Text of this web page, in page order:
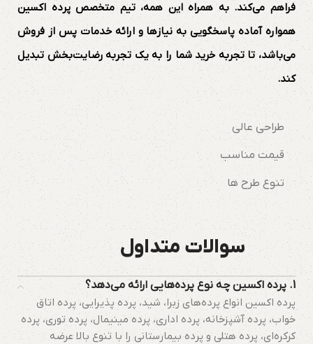
فراهم می‌کند. به همراه این همه، تیم متخصص پرده اکسین
همواره آماده پاسخگویی به نیازها و ارائه خدمات پس از فروش
می‌باشد، تا تجربه خرید شما را به یک تجربه رضایت‌بخش تبدیل
کند.
طراحی عالی
قیمت مناسب
تنوع طرح ها
سوالات متداول
1. پرده اکسین چه نوع پرده‌هایی ارائه می‌دهد؟
پرده اکسین انواع پرده‌های زبرا، شید، پرده پذیرایی، پرده اتاق
خواب، پرده آشپزخانه، پرده اداری، پرده مینیمال، پرده توری، پرده
کرکره‌ای، پرده هتلی و پرده بیمارستانی را با تنوع بالا عرضه